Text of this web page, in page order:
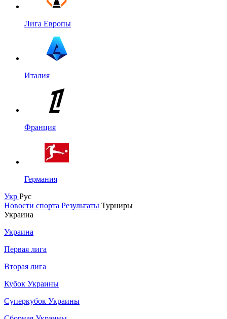
Лига Европы
Италия
Франция
Германия
Укр Рус
Новости спорта Результаты Турниры
Украина
Украина
Первая лига
Вторая лига
Кубок Украины
Суперкубок Украины